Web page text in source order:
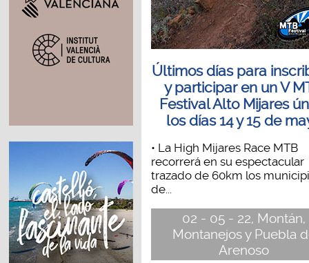
Últimos días para
y participar en un V
Festival Alto Mijares
los días 14 y 15 de
• La High Mijares Race MTB
recorrerá en su espectacular
trazado de 60km los
de...
02 - 05 - 22, Montán,
Montanejos y Puebla
Arenoso